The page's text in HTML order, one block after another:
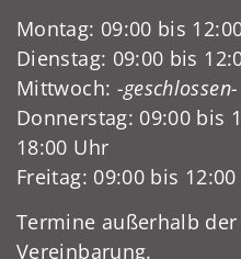
Montag: 09:00 bis
Dienstag: 09:00 bis
Mittwoch: -geschlossen-
Donnerstag: 09:00 bis
18:00 Uhr
Freitag: 09:00 bis
Termine außerhalb
Vereinbarung.